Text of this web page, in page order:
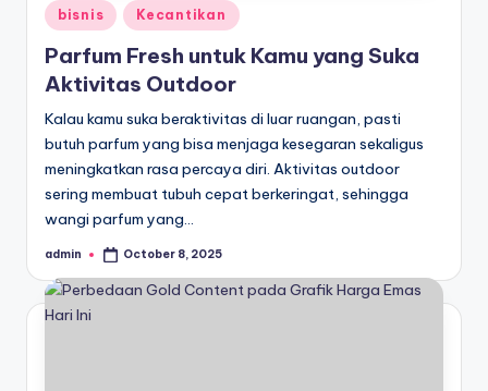
Posted
in
bisnis Kecantikan
Parfum Fresh untuk Kamu yang Suka
Aktivitas Outdoor
Kalau kamu suka beraktivitas di luar ruangan, pasti
butuh parfum yang bisa menjaga kesegaran sekaligus
meningkatkan rasa percaya diri. Aktivitas outdoor
sering membuat tubuh cepat berkeringat, sehingga
wangi parfum yang…
Posted
admin October 8, 2025